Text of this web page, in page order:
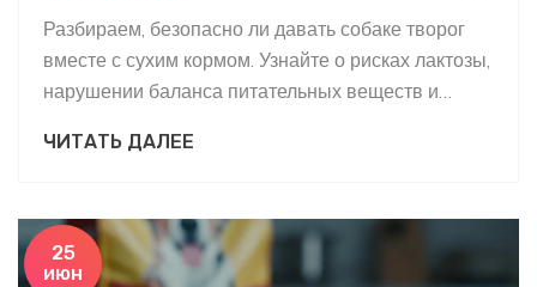
Разбираем, безопасно ли давать собаке творог
вместе с сухим кормом. Узнайте о рисках лактозы,
нарушении баланса питательных веществ и
продуктов в рацион питомца.
ЧИТАТЬ ДАЛЕЕ
25
июн